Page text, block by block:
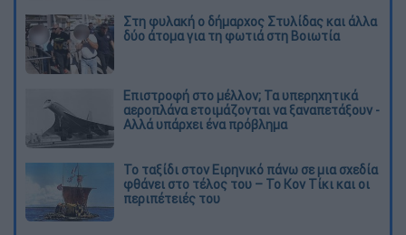
Στη φυλακή ο δήμαρχος Στυλίδας και άλλα
δύο άτομα για τη φωτιά στη Βοιωτία
Επιστροφή στο μέλλον; Τα υπερηχητικά
αεροπλάνα ετοιμάζονται να ξαναπετάξουν -
Αλλά υπάρχει ένα πρόβλημα
Το ταξίδι στον Ειρηνικό πάνω σε μια σχεδία
φθάνει στο τέλος του – Το Κον Τίκι και οι
περιπέτειές του